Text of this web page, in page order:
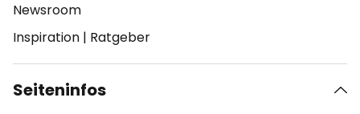
Newsroom
Inspiration | Ratgeber
Seiteninfos